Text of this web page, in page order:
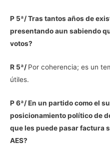
P 5ª/ Tras tantos años de
presentando aun sabiendo
votos?
R 5ª/ Por coherencia; es un
útiles.
P 6ª/ En un partido como el
posicionamiento político de
que les puede pasar factura
AES?